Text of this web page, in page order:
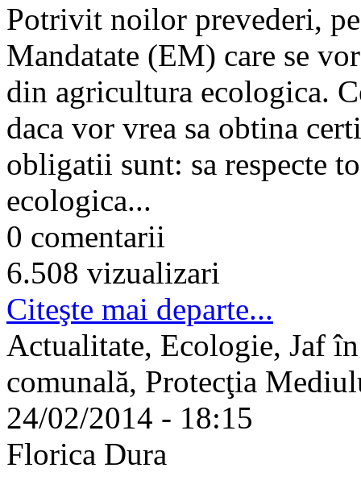
Potrivit noilor prevederi,
Mandatate (EM) care se
din agricultura ecologica.
daca vor vrea sa obtina
obligatii sunt: sa respecte
ecologica...
0 comentarii
6.508 vizualizari
Citeşte mai departe...
Actualitate, Ecologie, Jaf
comunală, Protecţia
24/02/2014 - 18:15
Florica Dura